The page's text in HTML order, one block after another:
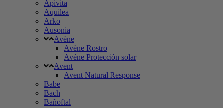
Apivita
Aquilea
Arko
Ausonia
Avène
Avène Rostro
Avéne Protección solar
Avent
Avent Natural Response
Babe
Bach
Bañoftal